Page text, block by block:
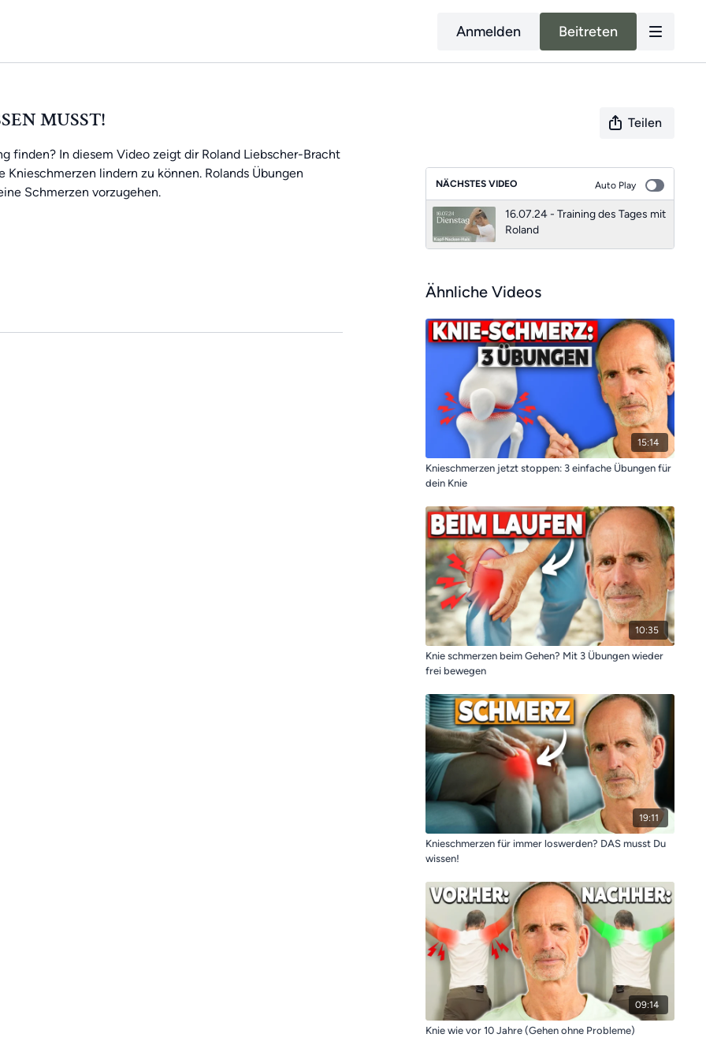
Anmelden Beitreten
MUSST! Teilen
finden? In diesem Video zeigt dir Roland Liebscher-Bracht
lindern zu können. Rolands Übungen
Schmerzen vorzugehen.
NÄCHSTES VIDEO Auto Play
16.07.24 - Training des Tages mit
Roland
Ähnliche Videos
15:14
Knieschmerzen jetzt stoppen: 3 einfache Übungen für
dein Knie
10:35
Knie schmerzen beim Gehen? Mit 3 Übungen wieder
frei bewegen
19:11
Knieschmerzen für immer loswerden? DAS musst Du
wissen!
09:14
Knie wie vor 10 Jahre (Gehen ohne Probleme)